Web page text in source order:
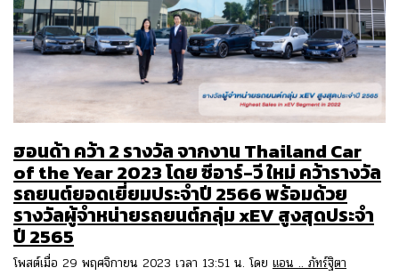
ฮอนด้า คว้า 2 รางวัล จากงาน Thailand Car
of the Year 2023 โดย ซีอาร์-วี ใหม่ คว้ารางวัล
รถยนต์ยอดเยี่ยมประจำปี 2566 พร้อมด้วย
รางวัลผู้จำหน่ายรถยนต์กลุ่ม xEV สูงสุดประจำ
ปี 2565
โพสต์เมื่อ 29 พฤศจิกายน 2023 เวลา 13:51 น. โดย แอน .. ภัทร์ฐิตา